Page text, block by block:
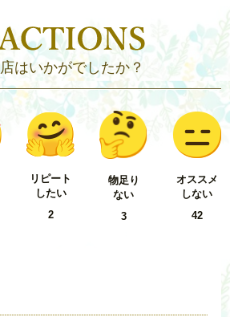
はいかがでしたか？
リピート
したい
2
物足り
ない
3
オススメ
しない
42